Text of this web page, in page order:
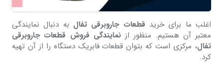
اغلب ما برای خرید قطعات جاروبرقی تفال به دنبال نمایندگی
معتبر آن هستیم. منظور ازنمایندگی فروش قطعات جاروبرقی
تفال، مرکزی است که بتوان قطعات فابریک دستگاه را از آن تهیه
کرد.